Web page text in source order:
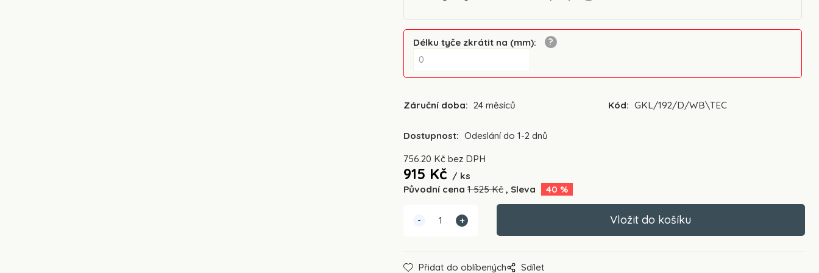
Délku tyče zkrátit na (mm):
Záruční doba: 24 měsíců Kód: GKL/192/D/WB\TEC
Dostupnost: Odeslání do 1-2 dnů
756.20 Kč bez DPH
915 Kč
ks
Původní cena 1 525Kč Sleva 40 %
Přidat do oblíbených Sdílet